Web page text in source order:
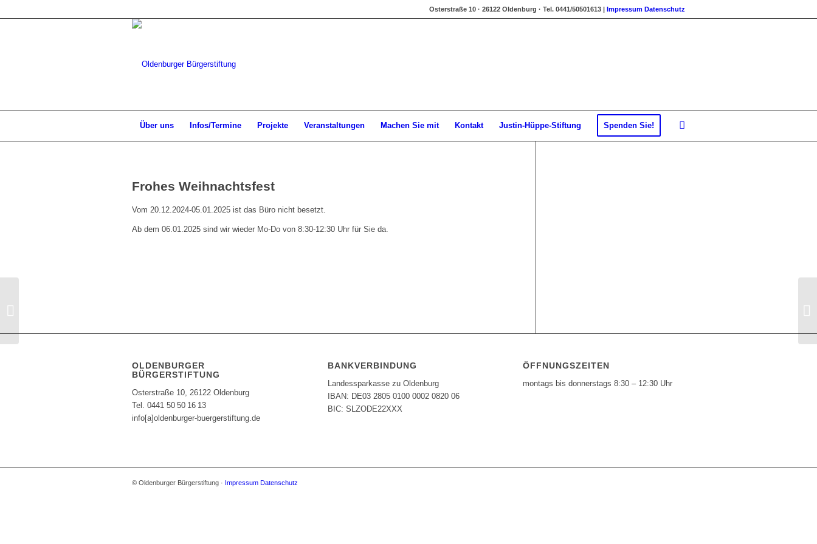
Osterstraße 10 · 26122 Oldenburg · Tel. 0441/50501613 | Impressum Datenschutz
Über uns Infos/Termine Projekte Veranstaltungen Machen Sie mit Kontakt Justin-Hüppe-Stiftung Spenden Sie!
Frohes Weihnachtsfest
Vom 20.12.2024-05.01.2025 ist das Büro nicht besetzt.
Ab dem 06.01.2025 sind wir wieder Mo-Do von 8:30-12:30 Uhr für Sie da.
OLDENBURGER
BÜRGERSTIFTUNG
Osterstraße 10, 26122 Oldenburg
Tel. 0441 50 50 16 13
info[a]oldenburger-buergerstiftung.de
BANKVERBINDUNG
Landessparkasse zu Oldenburg
IBAN: DE03 2805 0100 0002 0820 06
BIC: SLZODE22XXX
ÖFFNUNGSZEITEN
montags bis donnerstags 8:30 – 12:30 Uhr
© Oldenburger Bürgerstiftung · Impressum Datenschutz
Zweck